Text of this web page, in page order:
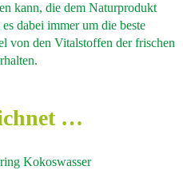
kann, die dem Naturprodukt
dabei immer um die beste
von den Vitalstoffen der frischen
…